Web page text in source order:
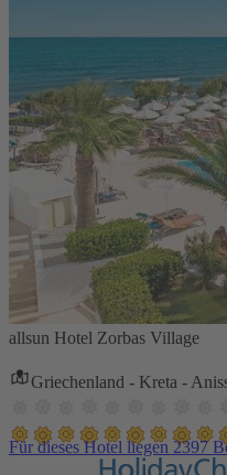
allsun Hotel Zorbas Village
Griechenland - Kreta -
Für dieses Hotel liegen 2397